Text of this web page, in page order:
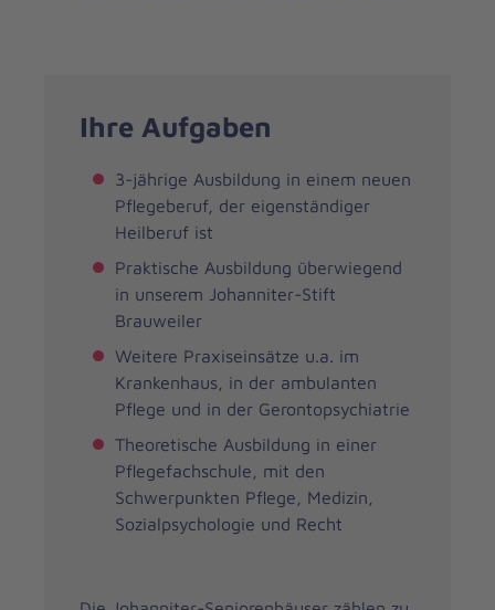
Ihre Aufgaben
3-jährige Ausbildung in einem neuen
Pflegeberuf, der eigenständiger
Heilberuf ist
Praktische Ausbildung überwiegend
in unserem Johanniter-Stift
Brauweiler
Weitere Praxiseinsätze u.a. im
Krankenhaus, in der ambulanten
Pflege und in der Gerontopsychiatrie
Theoretische Ausbildung in einer
Pflegefachschule, mit den
Schwerpunkten Pflege, Medizin,
Sozialpsychologie und Recht